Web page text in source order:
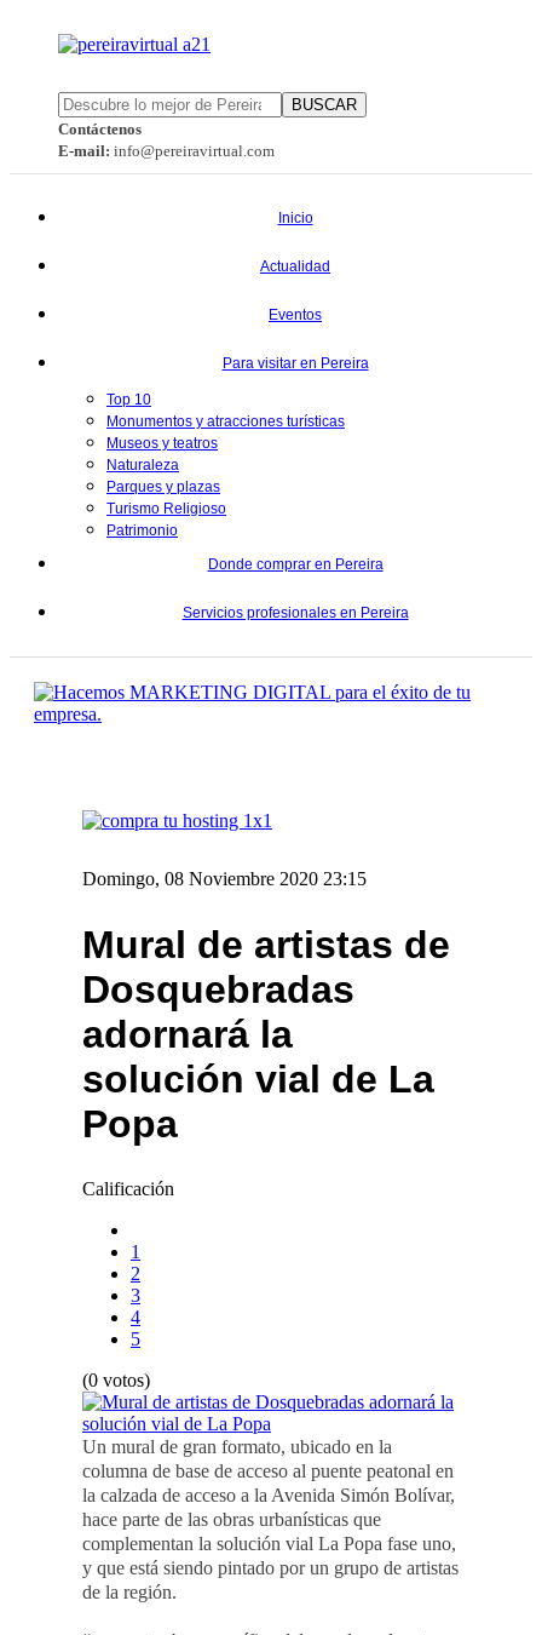
BUSCAR
Contáctenos
E-mail: info@pereiravirtual.com
Inicio
Actualidad
Eventos
Para visitar en Pereira
Top 10
Monumentos y atracciones turísticas
Museos y teatros
Naturaleza
Parques y plazas
Turismo Religioso
Patrimonio
Donde comprar en Pereira
Servicios profesionales en Pereira
Domingo, 08 Noviembre 2020 23:15
Mural de artistas de
Dosquebradas
adornará la
solución vial de La
Popa
Calificación
1
2
3
4
5
(0 votos)
Un mural de gran formato, ubicado en la
columna de base de acceso al puente peatonal en
la calzada de acceso a la Avenida Simón Bolívar,
hace parte de las obras urbanísticas que
complementan la solución vial La Popa fase uno,
y que está siendo pintado por un grupo de artistas
de la región.